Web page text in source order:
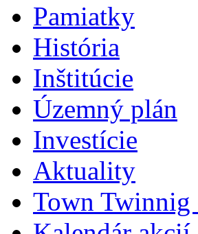
Pamiatky
História
Inštitúcie
Územný plán
Investície
Aktuality
Town